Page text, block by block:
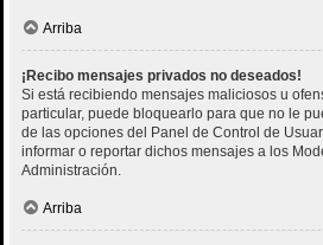
Arriba
¡Recibo mensajes privados no deseados!
Si está recibiendo mensajes maliciosos u
particular, puede bloquearlo para que no le
de las opciones del Panel de Control de
informar o reportar dichos mensajes a los
Administración.
Arriba